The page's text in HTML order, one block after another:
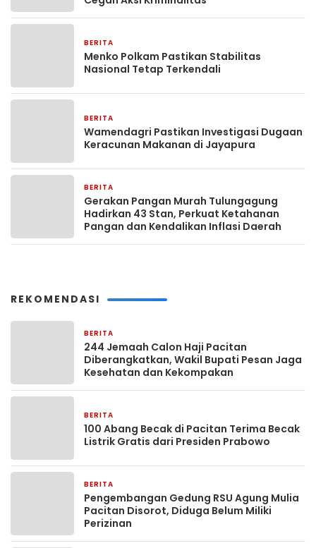
BERITA
Menko Polkam Pastikan Stabilitas
Nasional Tetap Terkendali
BERITA
Wamendagri Pastikan Investigasi Dugaan
Keracunan Makanan di Jayapura
BERITA
Gerakan Pangan Murah Tulungagung
Hadirkan 43 Stan, Perkuat Ketahanan
Pangan dan Kendalikan Inflasi Daerah
REKOMENDASI
BERITA
244 Jemaah Calon Haji Pacitan
Diberangkatkan, Wakil Bupati Pesan Jaga
Kesehatan dan Kekompakan
BERITA
100 Abang Becak di Pacitan Terima Becak
Listrik Gratis dari Presiden Prabowo
BERITA
Pengembangan Gedung RSU Agung Mulia
Pacitan Disorot, Diduga Belum Miliki
Perizinan